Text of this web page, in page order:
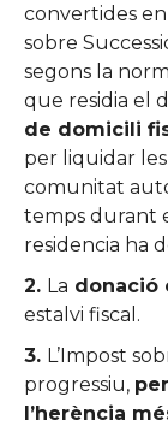
convertides en
sobre
segons la
que residia el
de domicili
per liquidar
comunitat
temps durant
residencia ha
2. La donació
estalvi fiscal.
3. L’Impost
progressiu,
l’herència